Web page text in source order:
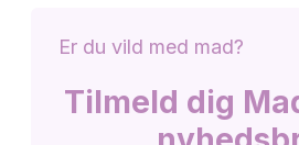
Er du vild med mad?
Tilmeld dig